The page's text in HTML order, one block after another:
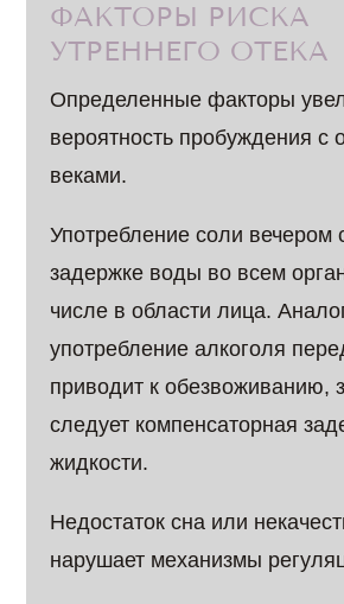
ФАКТОРЫ РИСКА
УТРЕННЕГО ОТЕКА
Определенные факторы
вероятность пробуждения с
веками.
Употребление соли вечером
задержке воды во всем
числе в области лица.
употребление алкоголя
приводит к обезвоживанию,
следует компенсаторная
жидкости.
Недостаток сна или
нарушает механизмы